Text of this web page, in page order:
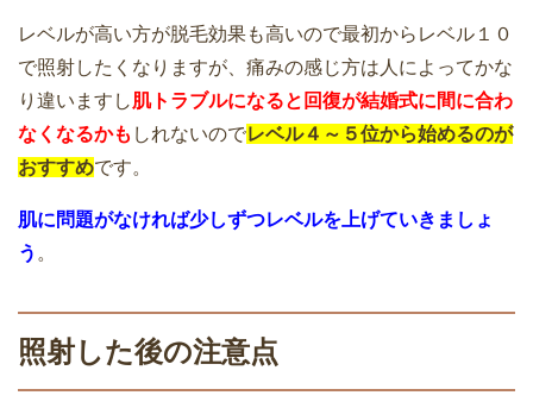
ケノンでVIOの脱毛はできる？色素沈着
や黒ずみがある時は？
家庭用脱毛器ケノンでヒザのムダ毛を脱
いの？
は使用できない３つの理由
中学生の女の子のひげの処理方法！家で
レベルが高い方が脱毛効果も高いので最初からレベル１０
で照射したくなりますが、痛みの感じ方は人によってかな
り違いますし肌トラブルになると回復が結婚式に間に合わ
なくなるかも しれないのでレベル４～５位から始めるのが
おすすめです。
肌に問題がなければ少しずつレベルを上げていきましょ
う 。
照射した後の注意点